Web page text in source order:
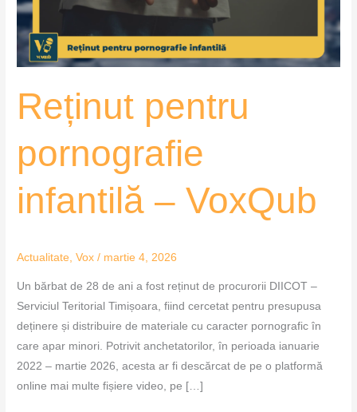
Reținut pentru
pornografie
infantilă – VoxQub
Actualitate,Vox / martie 4, 2026
Un bărbat de 28 de ani a fost reținut de procurorii DIICOT –
Serviciul Teritorial Timișoara, fiind cercetat pentru presupusa
deținere și distribuire de materiale cu caracter pornografic în
care apar minori. Potrivit anchetatorilor, în perioada ianuarie
2022 – martie 2026, acesta ar fi descărcat de pe o platformă
online mai multe fișiere video, pe […]